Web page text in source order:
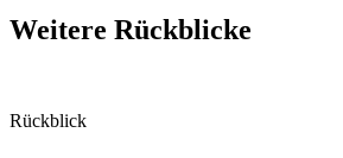
Weitere Rückblicke
Rückblick